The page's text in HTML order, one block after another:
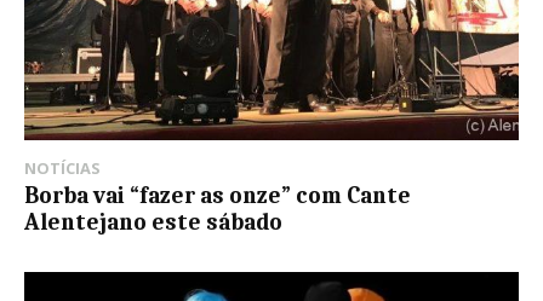
NOTÍCIAS
Borba vai “fazer as onze” com Cante
Alentejano este sábado